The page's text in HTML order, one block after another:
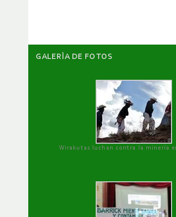
GALERÌA DE FOTOS
Wirakutas luchan contra la minería